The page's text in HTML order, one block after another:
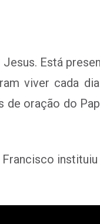
Está
viver cada
oração do